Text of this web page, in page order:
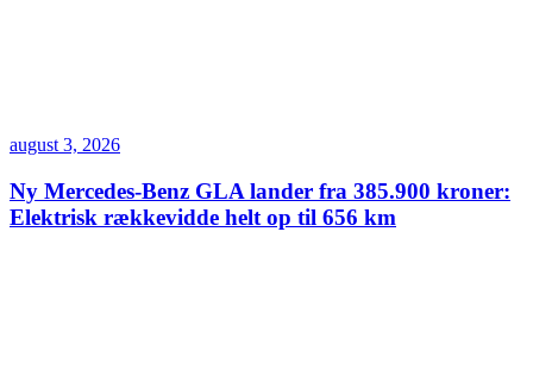
august 3, 2026
Ny Mercedes-Benz GLA lander fra 385.900 kroner:
Elektrisk rækkevidde helt op til 656 km